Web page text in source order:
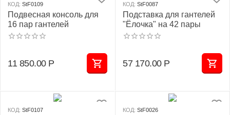
КОД: StF0109
Подвесная консоль для
16 пар гантелей
11 850.00 Р
КОД: StF0087
Подставка для гантелей
"Ёлочка" на 42 пары
57 170.00 Р
КОД: StF0107 КОД: StF0026